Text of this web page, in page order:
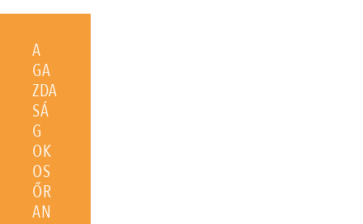
A
GA
ZDA
SÁ
G
OK
OS
ŐR
AN